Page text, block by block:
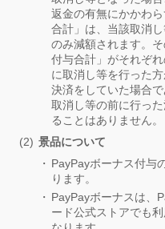
返金の有無にかかわ
合計」は、当該取消
のみ減額されます。
付与合計」がそれぞ
に取消し等を行った
決済をしていた場合
取消し等の前に行っ
ることはありません。
景品について
PayPayボーナス付与
ります。
PayPayボーナスは、
ード公式ストアでも